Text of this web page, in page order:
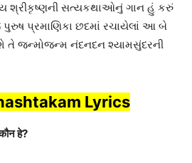
શ્રીકૃષ્ણની સત્યકથાઓનું ગાન હું કરું
પુરુષ પ્રમાણિકા છદમાં રચાયેલાં આ બે
તે જન્મોજન્મ નંદનદન શ્યામસુંદરની
Lyrics
हे?